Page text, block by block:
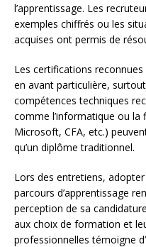
l’apprentissage. Les
exemples chiffrés ou les
acquises ont permis de
Les certifications
en avant particulière,
compétences techniques
comme l’informatique ou la
Microsoft, CFA, etc.)
qu’un diplôme traditionnel.
Lors des entretiens,
parcours d’apprentissage
perception de sa
aux choix de formation et
professionnelles témoigne